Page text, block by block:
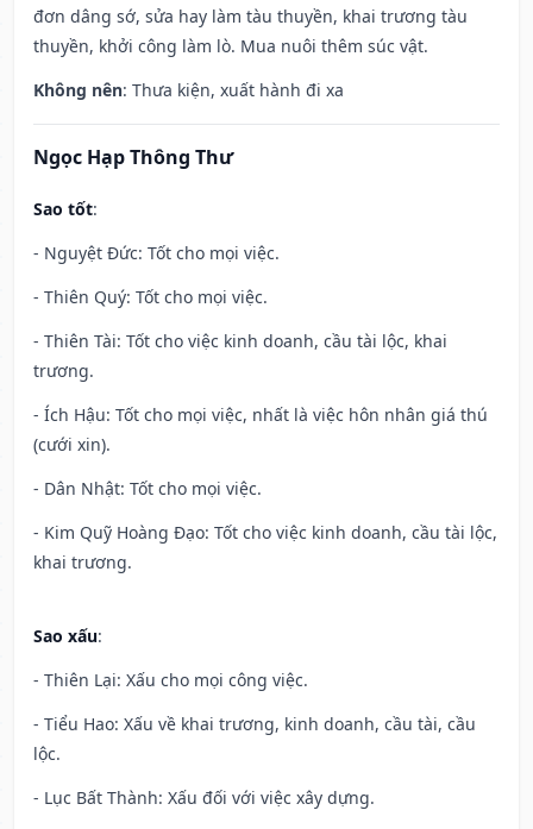
đơn dâng sớ, sửa hay làm tàu thuyền, khai trương tàu
thuyền, khởi công làm lò. Mua nuôi thêm súc vật.
Không nên: Thưa kiện, xuất hành đi xa
Ngọc Hạp Thông Thư
Sao tốt:
- Nguyệt Đức: Tốt cho mọi việc.
- Thiên Quý: Tốt cho mọi việc.
- Thiên Tài: Tốt cho việc kinh doanh, cầu tài lộc, khai
trương.
- Ích Hậu: Tốt cho mọi việc, nhất là việc hôn nhân giá thú
(cưới xin).
- Dân Nhật: Tốt cho mọi việc.
- Kim Quỹ Hoàng Đạo: Tốt cho việc kinh doanh, cầu tài lộc,
khai trương.
Sao xấu:
- Thiên Lại: Xấu cho mọi công việc.
- Tiểu Hao: Xấu về khai trương, kinh doanh, cầu tài, cầu
lộc.
- Lục Bất Thành: Xấu đối với việc xây dựng.